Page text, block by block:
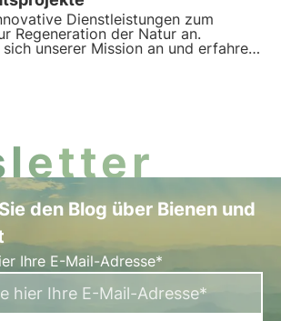
Dienstleistungen zum
Regeneration der Natur an.
sich unserer Mission an und erfahren
und Nachhaltigkeit
den Blog über Bienen und
Ihre E-Mail-Adresse*